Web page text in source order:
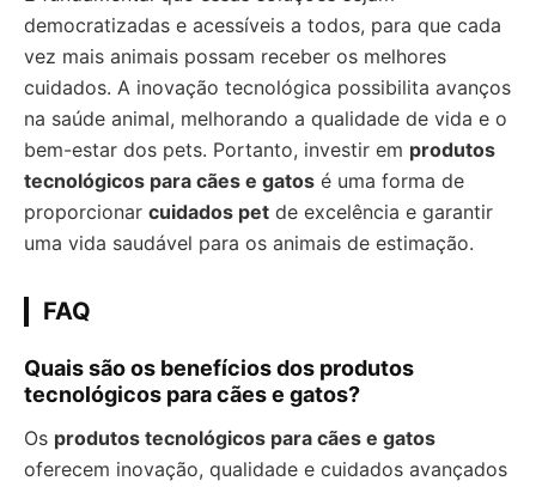
democratizadas e acessíveis a todos, para que cada
vez mais animais possam receber os melhores
cuidados. A inovação tecnológica possibilita avanços
na saúde animal, melhorando a qualidade de vida e o
bem-estar dos pets. Portanto, investir em produtos
tecnológicos para cães e gatos é uma forma de
proporcionar cuidados pet de excelência e garantir
uma vida saudável para os animais de estimação.
FAQ
Quais são os benefícios dos produtos
tecnológicos para cães e gatos?
Os produtos tecnológicos para cães e gatos
oferecem inovação, qualidade e cuidados avançados